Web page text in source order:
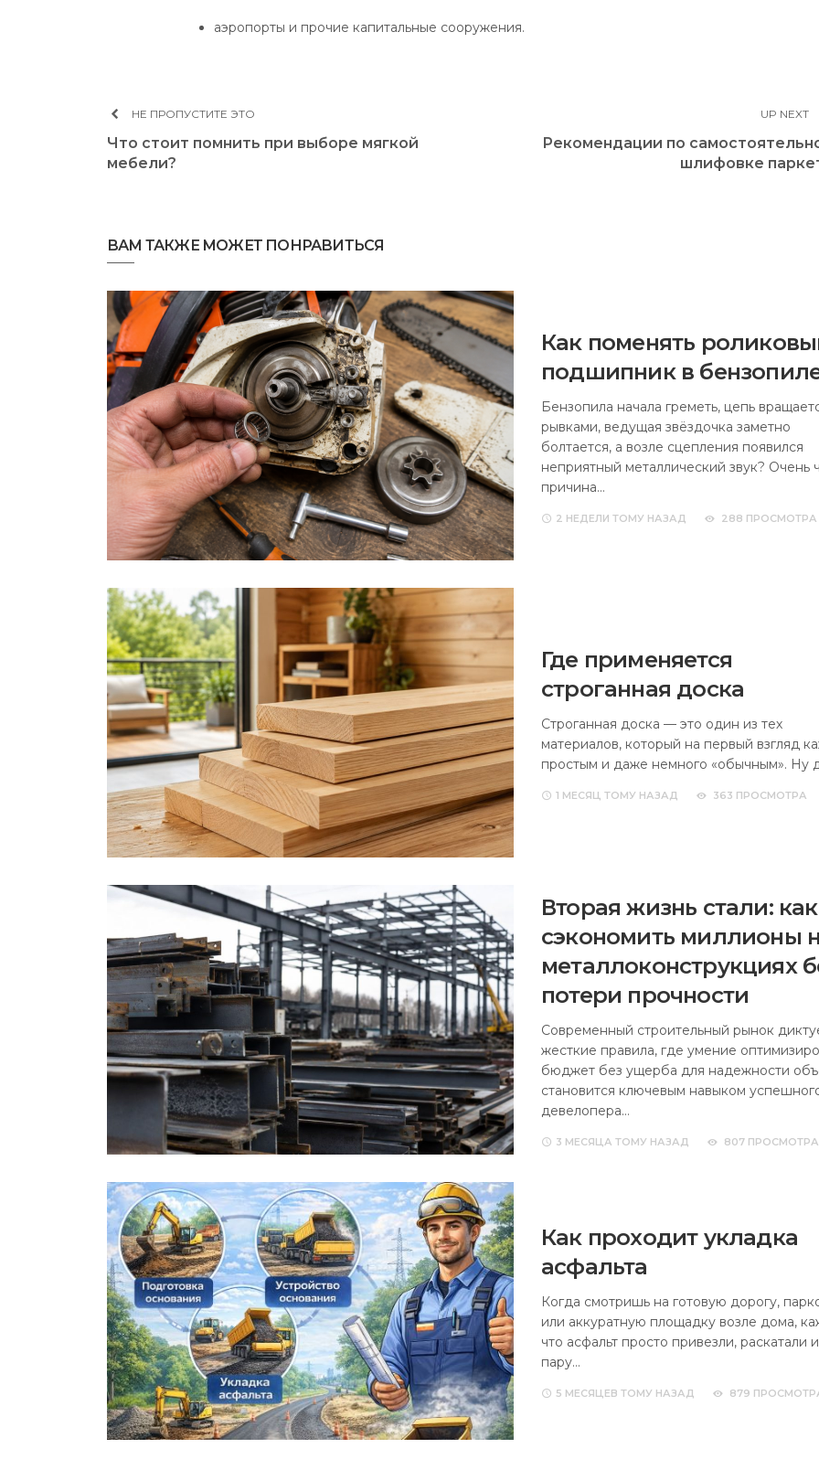
аэропорты и прочие капитальные сооружения.
НЕ ПРОПУСТИТЕ ЭТО
Что стоит помнить при выборе мягкой
мебели?
UP NEXT
Рекомендации по
шлифовке
ВАМ ТАКЖЕ МОЖЕТ ПОНРАВИТЬСЯ
Как поменять
подшипник в
Бензопила начала греметь, цепь
рывками, ведущая звёздочка заметно
болтается, а возле сцепления появился
неприятный металлический звук? Очень
причина…
2 НЕДЕЛИ ТОМУ НАЗАД 288 ПРОСМОТРА
Где применяется
строганная доска
Строганная доска — это один из тех
материалов, который на первый взгляд
простым и даже немного «обычным». Ну
1 МЕСЯЦ ТОМУ НАЗАД 363 ПРОСМОТРА
Вторая жизнь стали: как
сэкономить миллионы
металлоконструкциях
потери прочности
Современный строительный рынок
жесткие правила, где умение
бюджет без ущерба для надежности
становится ключевым навыком
девелопера…
3 МЕСЯЦА ТОМУ НАЗАД 807 ПРОСМОТРА
Как проходит укладка
асфальта
Когда смотришь на готовую дорогу,
или аккуратную площадку возле дома,
что асфальт просто привезли, раскатали
пару…
5 МЕСЯЦЕВ ТОМУ НАЗАД 879